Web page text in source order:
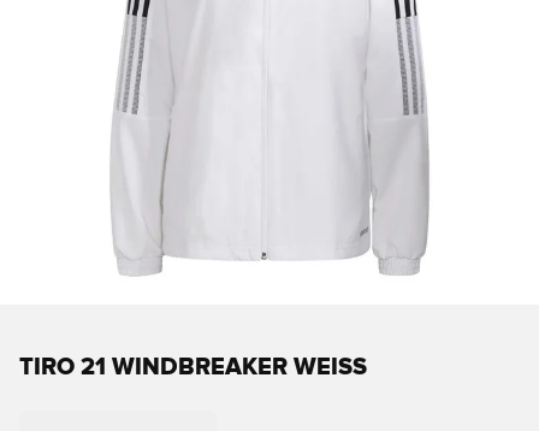
TIRO 21 WINDBREAKER WEISS